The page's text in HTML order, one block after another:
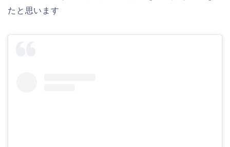
たと思います